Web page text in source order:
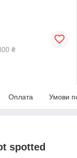
₴
Оплата Умови
spotted